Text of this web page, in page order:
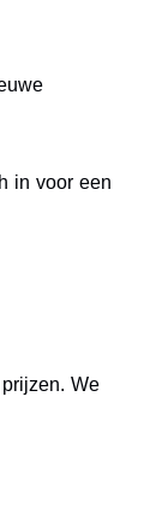
in voor een
We